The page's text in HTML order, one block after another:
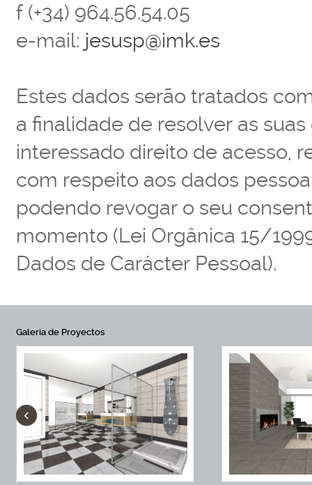
f (+34) 964.56.54.05
e-mail: jesusp@imk.es
Estes dados serão tratados
a finalidade de resolver as
interessado direito de acesso,
com respeito aos dados
podendo revogar o seu
momento (Lei Orgânica 15/
Dados de Carácter Pessoal).
Galeria de Proyectos
‹